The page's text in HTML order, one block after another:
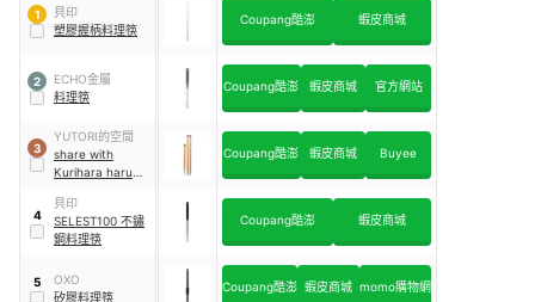
1
貝印
塑膠握柄料理筷
Coupang酷澎 蝦皮商城
2
ECHO金屬
料理筷
Coupang酷澎 蝦皮商城 官方網站
3
YUTORI的空間
share with
Kurihara harumi
入
Coupang酷澎 蝦皮商城 Buyee
4
貝印
SELEST100 不鏽
鋼料理筷
Coupang酷澎 蝦皮商城
5
OXO
矽膠料理筷
Coupang酷澎 蝦皮商城 momo購物網